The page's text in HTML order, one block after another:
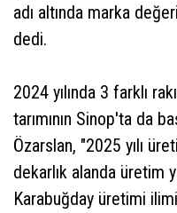
adı altında marka
dedi.
2024 yılında 3 farklı
tarımının Sinop'ta da
Özarslan, "2025 yılı
dekarlık alanda üretim
Karabuğday üretimi